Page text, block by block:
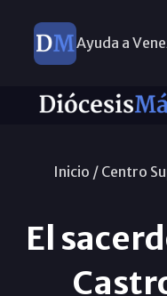
Ayuda a
Inicio / Centro
El